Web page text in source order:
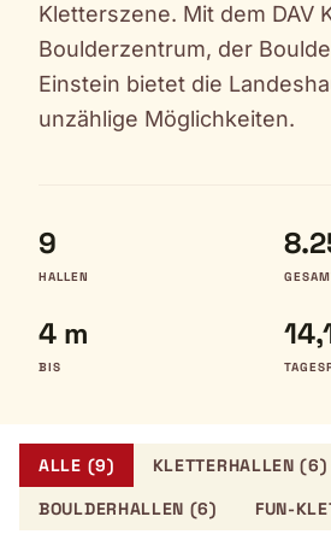
Kletterszene. Mit dem DAV
Boulderzentrum, der
Einstein bietet die
unzählige Möglichkeiten.
9
HALLEN
4 m
BIS
ALLE (9)
KLETTERHALLEN (6)
BOULDERHALLEN (6)
FUN-